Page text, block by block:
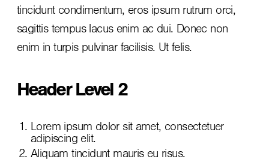
tincidunt condimentum, eros ipsum rutrum orci,
sagittis tempus lacus enim ac dui. Donec non
enim in turpis pulvinar facilisis. Ut felis.
Header Level 2
Lorem ipsum dolor sit amet, consectetuer
adipiscing elit.
Aliquam tincidunt mauris eu risus.